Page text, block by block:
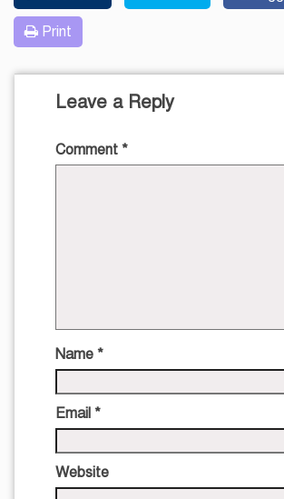
Print
Leave a Reply
Comment *
Name *
Email *
Website